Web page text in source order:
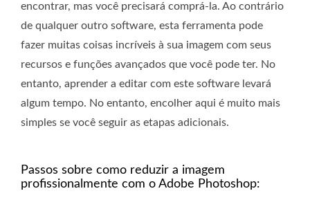
encontrar, mas você precisará comprá-la. Ao contrário
de qualquer outro software, esta ferramenta pode
fazer muitas coisas incríveis à sua imagem com seus
recursos e funções avançados que você pode ter. No
entanto, aprender a editar com este software levará
algum tempo. No entanto, encolher aqui é muito mais
simples se você seguir as etapas adicionais.
Passos sobre como reduzir a imagem
profissionalmente com o Adobe Photoshop: